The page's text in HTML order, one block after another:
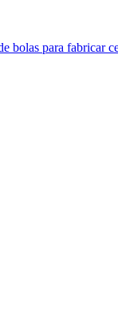
bolas para fabricar